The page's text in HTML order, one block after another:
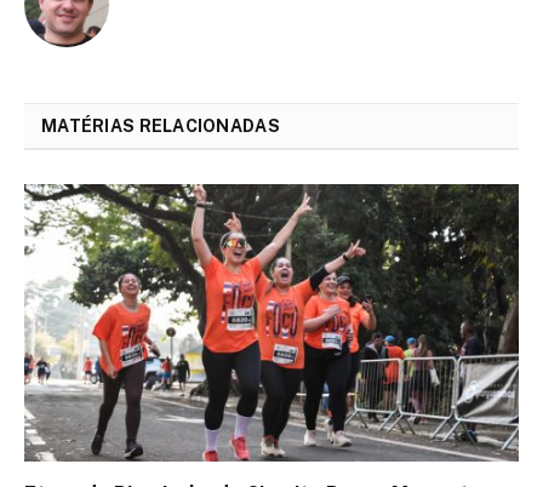
MATÉRIAS RELACIONADAS